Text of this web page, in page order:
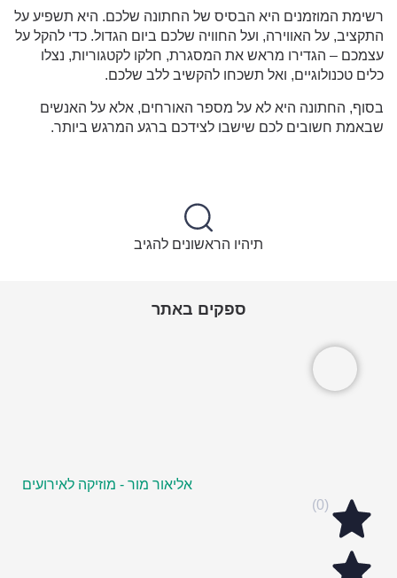
ספקים באתר
אליאור מור - מוזיקה לאירועים
(0)
רשימת המוזמנים היא הבסיס של החתונה שלכם. היא תשפיע על
התקציב, על האווירה, ועל החוויה שלכם ביום הגדול. כדי להקל על
עצמכם – הגדירו מראש את המסגרת, חלקו לקטגוריות, נצלו
כלים טכנולוגיים, ואל תשכחו להקשיב ללב שלכם.
בסוף, החתונה היא לא על מספר האורחים, אלא על האנשים
שבאמת חשובים לכם שישבו לצידכם ברגע המרגש ביותר.
תיהיו הראשונים להגיב